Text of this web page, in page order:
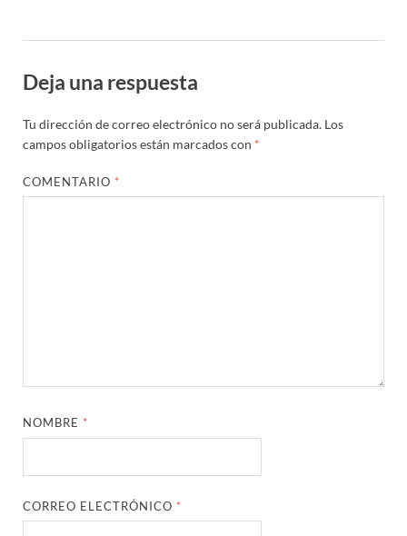
Deja una respuesta
Tu dirección de correo electrónico no será publicada. Los
campos obligatorios están marcados con *
COMENTARIO *
NOMBRE *
CORREO ELECTRÓNICO *